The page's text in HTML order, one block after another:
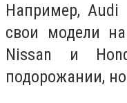
Например, Audi
свои модели
Nissan и
подорожании,